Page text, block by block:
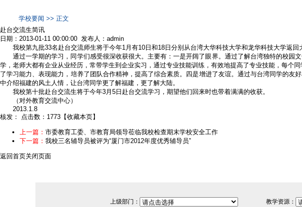
学校要闻 >> 正文
赴台交流生简讯
日期：2013-01-11 00:00:00 发布人：admin
我校第九批33名赴台交流师生将于今年1月有10日和18日分别从台湾大华科技大学和龙华科技大学返回
通过一学期的学习，同学们感受很深收获很大。主要有：一是开阔了眼界。通过了解台湾独特的校
学，老师大都有企业从业经历，常带学生到企业实习，通过专业技能训练，有效地提高了专业技能，每
了学习能力、表现能力，培养了团队合作精神，提高了综合素质。四是增进了友谊。通过与台湾同学的
中介绍福建的风土人情，让台湾同学更了解福建，更了解大陆。
我校第十批赴台交流生将于今年3月5日赴台交流学习，期望他们回来时也带着满满的收获。
（对外教育交流中心）
2013.1.8
核发： 点击数：1773 【收藏本页】
上一篇： 市委教育工委、市教育局领导莅临我校检查期末学校安全工作
下一篇： 我校三名辅导员被评为“厦门市2012年度优秀辅导员”
返回首页关闭页面
上级部门： 教学资源：